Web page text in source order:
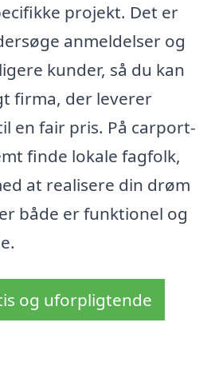
projekt. Det er
anmeldelser og
kunder, så du kan
firma, der leverer
en fair pris. På carport-
finde lokale fagfolk,
at realisere din drøm
både er funktionel og
og uforpligtende